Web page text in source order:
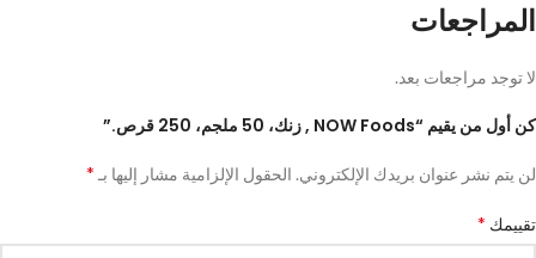
المراجعات
لا توجد مراجعات بعد.
كن أول من يقيم “NOW Foods , زنك، 50 ملجم، 250 قرص.”
لن يتم نشر عنوان بريدك الإلكتروني. الحقول الإلزامية مشار إليها بـ *
تقييمك *